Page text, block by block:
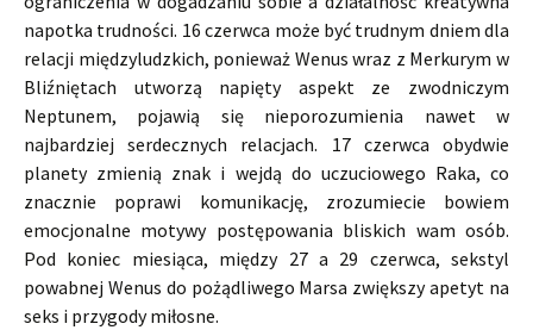
napotka trudności. 16 czerwca może być trudnym dniem dla
relacji międzyludzkich, ponieważ Wenus wraz z Merkurym w
Bliźniętach utworzą napięty aspekt ze zwodniczym
Neptunem, pojawią się nieporozumienia nawet w
najbardziej serdecznych relacjach. 17 czerwca obydwie
planety zmienią znak i wejdą do uczuciowego Raka, co
znacznie poprawi komunikację, zrozumiecie bowiem
emocjonalne motywy postępowania bliskich wam osób.
Pod koniec miesiąca, między 27 a 29 czerwca, sekstyl
powabnej Wenus do pożądliwego Marsa zwiększy apetyt na
seks i przygody miłosne.